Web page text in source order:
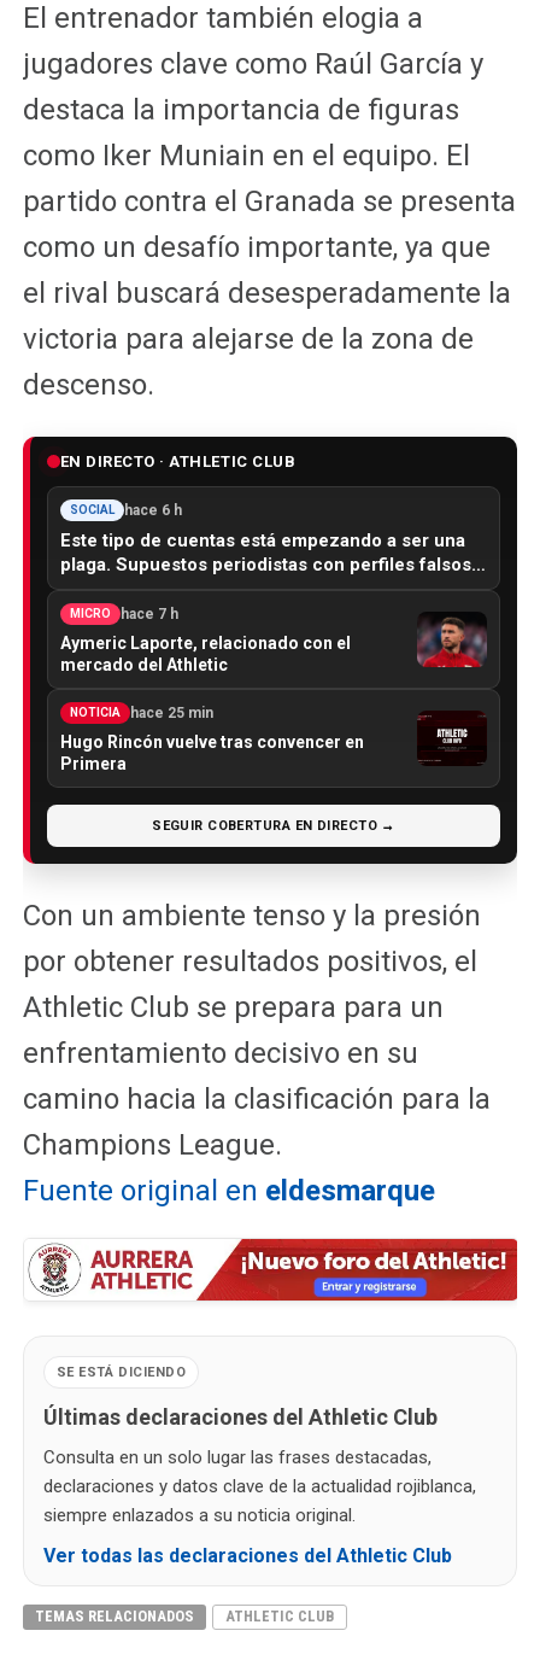
El entrenador también elogia a
jugadores clave como Raúl García y
destaca la importancia de figuras
como Iker Muniain en el equipo. El
partido contra el Granada se presenta
como un desafío importante, ya que
el rival buscará desesperadamente la
victoria para alejarse de la zona de
descenso.
EN DIRECTO · ATHLETIC CLUB
SOCIAL hace 6 h
Este tipo de cuentas está empezando a ser una
plaga. Supuestos periodistas con perfiles falsos…
MICRO hace 7 h
Aymeric Laporte, relacionado con el
mercado del Athletic
NOTICIA hace 25 min
Hugo Rincón vuelve tras convencer en
Primera
SEGUIR COBERTURA EN DIRECTO →
Con un ambiente tenso y la presión
por obtener resultados positivos, el
Athletic Club se prepara para un
enfrentamiento decisivo en su
camino hacia la clasificación para la
Champions League.
Fuente original en eldesmarque
SE ESTÁ DICIENDO
Últimas declaraciones del Athletic Club
Consulta en un solo lugar las frases destacadas,
declaraciones y datos clave de la actualidad rojiblanca,
siempre enlazados a su noticia original.
Ver todas las declaraciones del Athletic Club
TEMAS RELACIONADOS ATHLETIC CLUB